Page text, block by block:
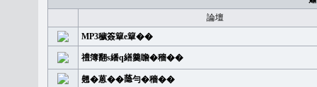
論壇
MP3穢簽簞e簞��
禮簿翻s繙q繕羹瞻�穡��
翹�蒽��𦻕勻�穡��